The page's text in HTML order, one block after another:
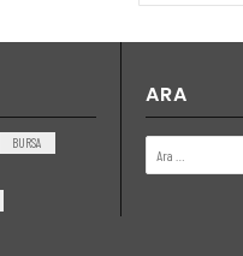
BURSA
ARA